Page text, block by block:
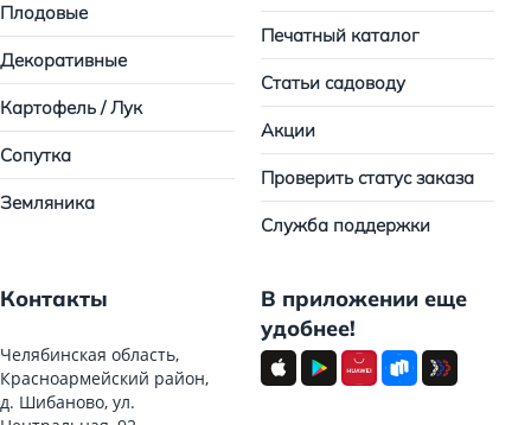
Плодовые
Декоративные
Картофель / Лук
Сопутка
Земляника
Печатный каталог
Статьи садоводу
Акции
Проверить статус заказа
Служба поддержки
Контакты
Челябинская область,
Красноармейский район,
д. Шибаново, ул.
В приложении еще
удобнее!